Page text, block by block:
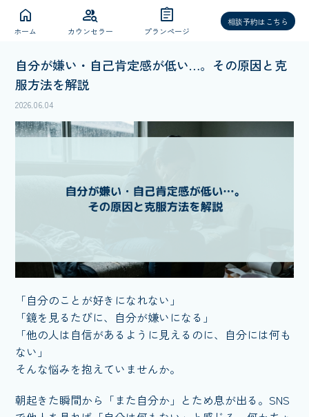
home
ホーム
group_search
カウンセラー
assignment
プランページ
相談予約はこちら
自分が嫌い・自己肯定感が低い…。その原因と克
服方法を解説
2026.06.04
「自分のことが好きになれない」
「鏡を見るたびに、自分が嫌いになる」
「他の人は自信があるように見えるのに、自分には何も
ない」
そんな悩みを抱えていませんか。
朝起きた瞬間から「また自分か」とため息が出る。SNS